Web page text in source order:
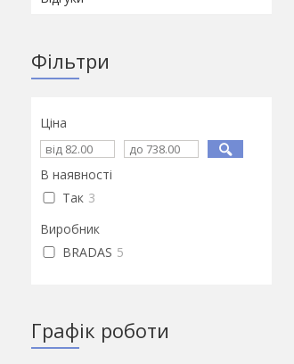
Фільтри
Ціна
В наявності
Так 3
Виробник
BRADAS 5
Графік роботи